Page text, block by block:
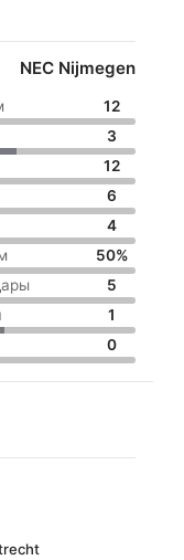
NEC Nijmegen
12
3
12
6
4
50%
5
1
0